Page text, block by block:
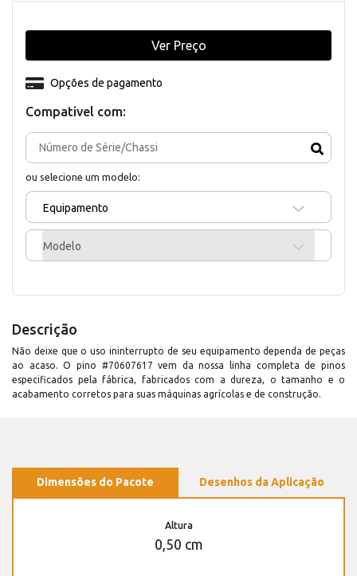
Compativel com:
ou selecione um modelo:
Equipamento
Modelo
Opções de pagamento
Ver Preço
Descrição
Não deixe que o uso ininterrupto de seu equipamento dependa de peças
ao acaso. O pino #70607617 vem da nossa linha completa de pinos
especificados pela fábrica, fabricados com a dureza, o tamanho e o
acabamento corretos para suas máquinas agrícolas e de construção.
Dimensões do Pacote Desenhos da Aplicação
Altura
0,50 cm